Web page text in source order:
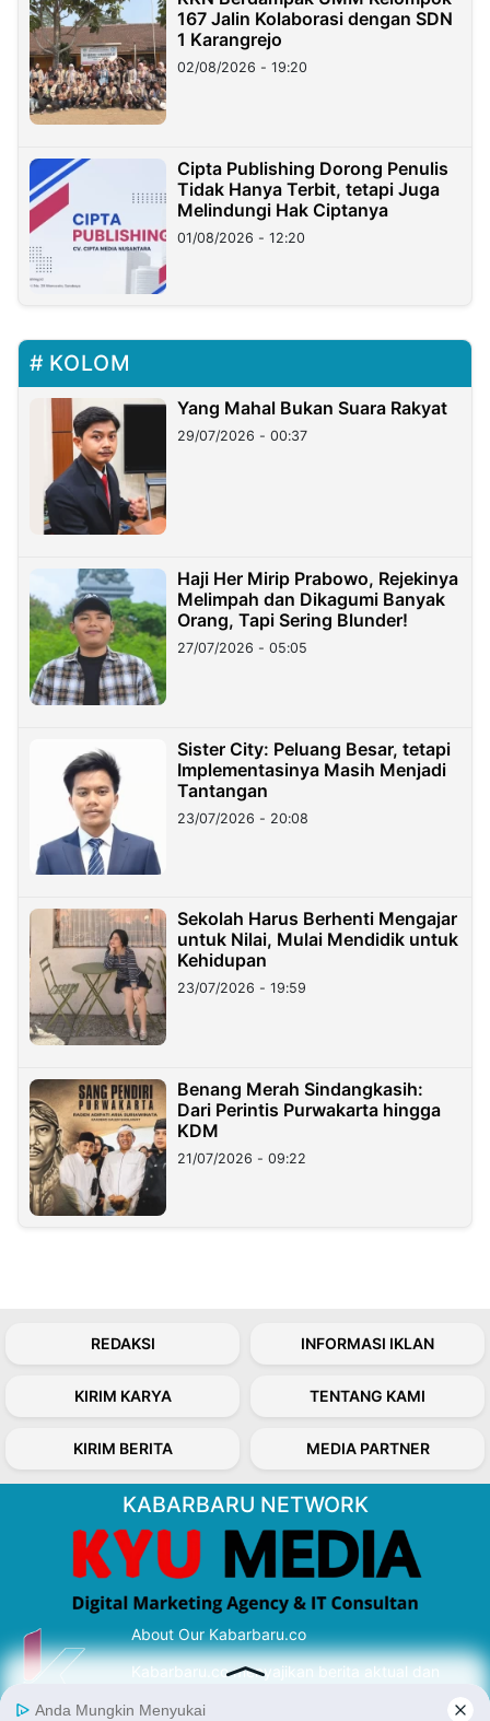
167 Jalin Kolaborasi dengan SDN
1 Karangrejo
02/08/2026 - 19:20
Cipta Publishing Dorong Penulis
Tidak Hanya Terbit, tetapi Juga
Melindungi Hak Ciptanya
01/08/2026 - 12:20
KOLOM
Yang Mahal Bukan Suara Rakyat
29/07/2026 - 00:37
Haji Her Mirip Prabowo, Rejekinya
Melimpah dan Dikagumi Banyak
Orang, Tapi Sering Blunder!
27/07/2026 - 05:05
Sister City: Peluang Besar, tetapi
Implementasinya Masih Menjadi
Tantangan
23/07/2026 - 20:08
Sekolah Harus Berhenti Mengajar
untuk Nilai, Mulai Mendidik untuk
Kehidupan
23/07/2026 - 19:59
Benang Merah Sindangkasih:
Dari Perintis Purwakarta hingga
KDM
21/07/2026 - 09:22
REDAKSI INFORMASI IKLAN
KIRIM KARYA TENTANG KAMI
KIRIM BERITA MEDIA PARTNER
KABARBARU NETWORK
About Our Kabarbaru.co
Kabarbaru.co menyajikan berita aktual dan
serta terverifikasi dari sumber yang tepat.